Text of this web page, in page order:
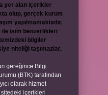
yer alan içerikler
olup, gerçek kurum
yapılmamaktadır.
isim benzerlikleri
bilgiler
niteliği taşımazlar.
gereğince Bilgi
(BTK) tarafından
olarak hizmet
içerikleri